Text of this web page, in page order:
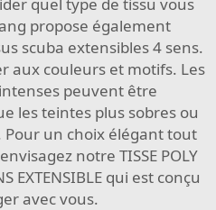
propose également
scuba extensibles 4 sens.
aux couleurs et motifs. Les
peuvent être
les teintes plus sobres ou
un choix élégant tout
notre TISSE POLY
EXTENSIBLE qui est conçu
avec vous.